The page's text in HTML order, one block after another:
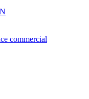
commercial